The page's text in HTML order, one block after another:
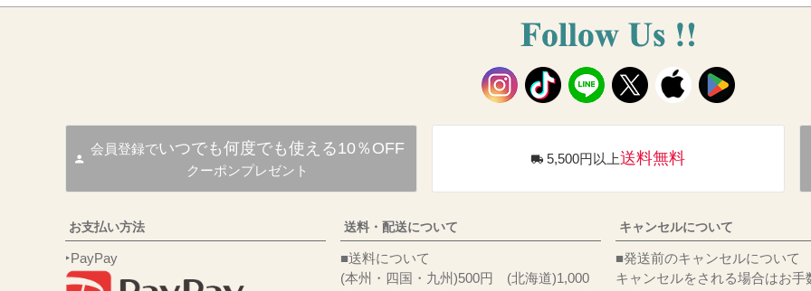
会員登録でいつでも何度でも使える10％OFF
クーポンプレゼント
5,500円以上送料無料
お支払い方法
‣PayPay
送料・配送について
■送料について
(本州・四国・九州)500円 (北海道)1,000
キャンセルについて
■発送前のキャンセルについて
キャンセルをされる場合はお手